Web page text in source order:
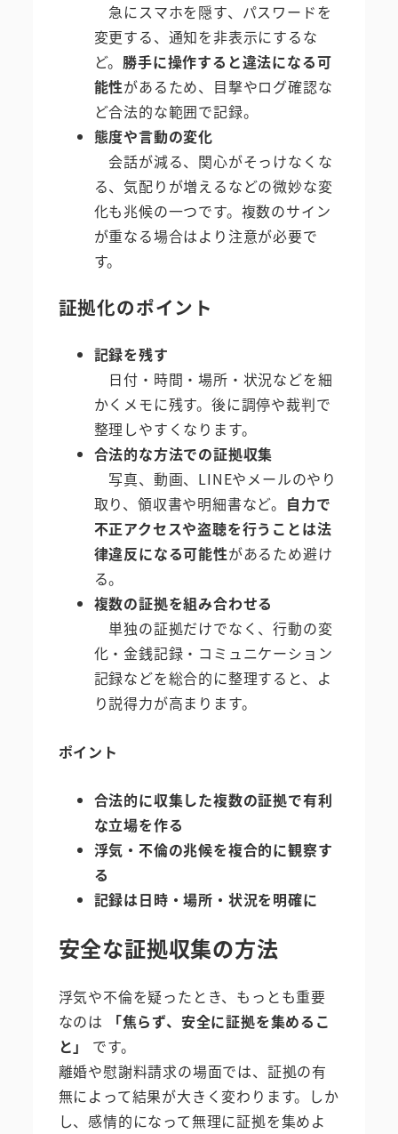
急にスマホを隠す、パスワードを
変更する、通知を非表示にするな
ど。 勝手に操作すると違法になる可
能性があるため、目撃やログ確認な
ど合法的な範囲で記録。
態度や言動の変化
会話が減る、関心がそっけなくな
る、気配りが増えるなどの微妙な変
化も兆候の一つです。複数のサイン
が重なる場合はより注意が必要で
す。
証拠化のポイント
記録を残す
日付・時間・場所・状況などを細
かくメモに残す。後に調停や裁判で
整理しやすくなります。
合法的な方法での証拠収集
写真、動画、LINEやメールのやり
取り、領収書や明細書など。 自力で
不正アクセスや盗聴を行うことは法
律違反になる可能性があるため避け
る。
複数の証拠を組み合わせる
単独の証拠だけでなく、行動の変
化・金銭記録・コミュニケーション
記録などを総合的に整理すると、よ
り説得力が高まります。
ポイント
合法的に収集した複数の証拠で有利
な立場を作る
浮気・不倫の兆候を複合的に観察す
る
記録は日時・場所・状況を明確に
安全な証拠収集の方法
浮気や不倫を疑ったとき、もっとも重要
なのは
「焦らず、安全に証拠を集めるこ
と」
です。
離婚や慰謝料請求の場面では、証拠の有
無によって結果が大きく変わります。しか
し、感情的になって無理に証拠を集めよ